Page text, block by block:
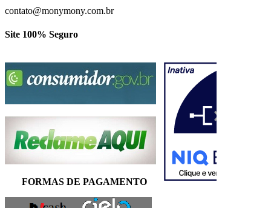
contato@monymony.com.br
Site 100% Seguro
FORMAS DE PAGAMENTO